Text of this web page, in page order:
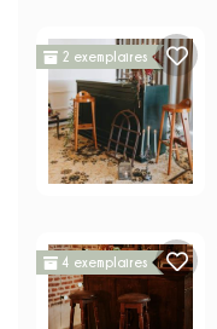
2 exemplaires
4 exemplaires